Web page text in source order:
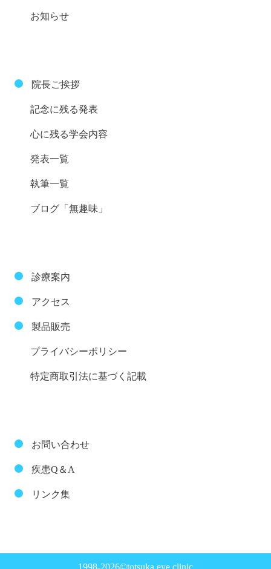
お知らせ
院長ご挨拶
記念に残る発表
心に残る学会内容
発表一覧
執筆一覧
ブログ「無趣味」
診療案内
アクセス
製品販売
プライバシーポリシー
特定商取引法に基づく記載
お問い合わせ
疾患Q＆A
リンク集
1998-2026©totsuka eye clinic